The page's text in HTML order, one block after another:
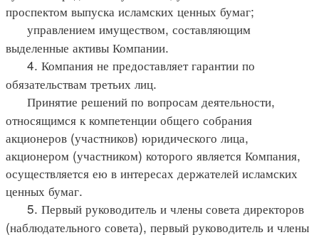
проспектом выпуска исламских ценных бумаг;
управлением имуществом, составляющим
выделенные активы Компании.
4. Компания не предоставляет гарантии по
обязательствам третьих лиц.
Принятие решений по вопросам деятельности,
относящимся к компетенции общего собрания
акционеров (участников) юридического лица,
акционером (участником) которого является Компания,
осуществляется ею в интересах держателей исламских
ценных бумаг.
5. Первый руководитель и члены совета директоров
(наблюдательного совета), первый руководитель и члены